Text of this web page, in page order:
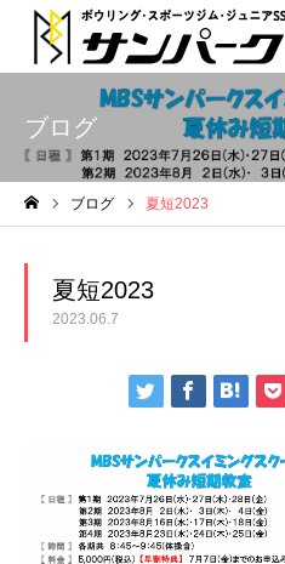
ブログ
ブログ 夏短2023
夏短2023
2023.06.7